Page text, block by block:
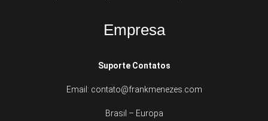
Empresa
Suporte Contatos
Email: contato@frankmenezes.com
Brasil – Europa